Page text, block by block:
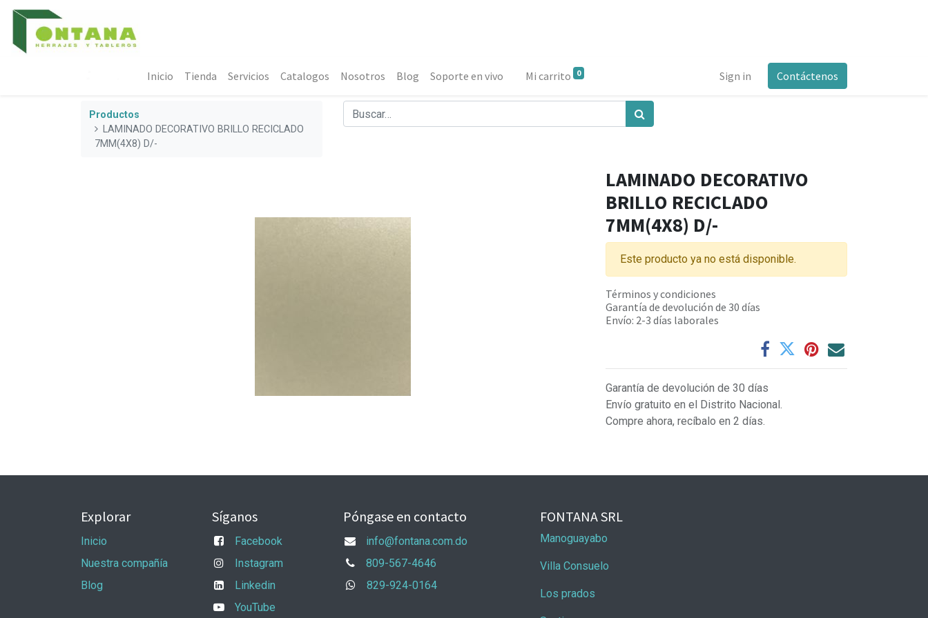
Inicio Tienda Servicios Catalogos Nosotros Blog Soporte en vivo Mi carrito 0 Sign in Contáctenos
Productos
LAMINADO DECORATIVO BRILLO RECICLADO
7MM(4X8) D/-
LAMINADO DECORATIVO
BRILLO RECICLADO
7MM(4X8) D/-
Este producto ya no está disponible.
Términos y condiciones
Garantía de devolución de 30 días
Envío: 2-3 días laborales
Garantía de devolución de 30 días
Envío gratuito en el Distrito Nacional.
Compre ahora, recíbalo en 2 días.
Explorar
Inicio
Nuestra compañía
Blog
Síganos
Facebook
Instagram
Linkedin
YouTube
Póngase en contacto
info@fontana.com.do
809-567-4646
829-924-0164
FONTANA SRL
Manoguayabo
Villa Consuelo
Los prados